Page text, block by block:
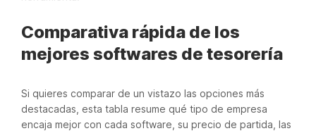
Comparativa rápida de los
mejores softwares de tesorería
Si quieres comparar de un vistazo las opciones más
destacadas, esta tabla resume qué tipo de empresa
encaja mejor con cada software, su precio de partida, las